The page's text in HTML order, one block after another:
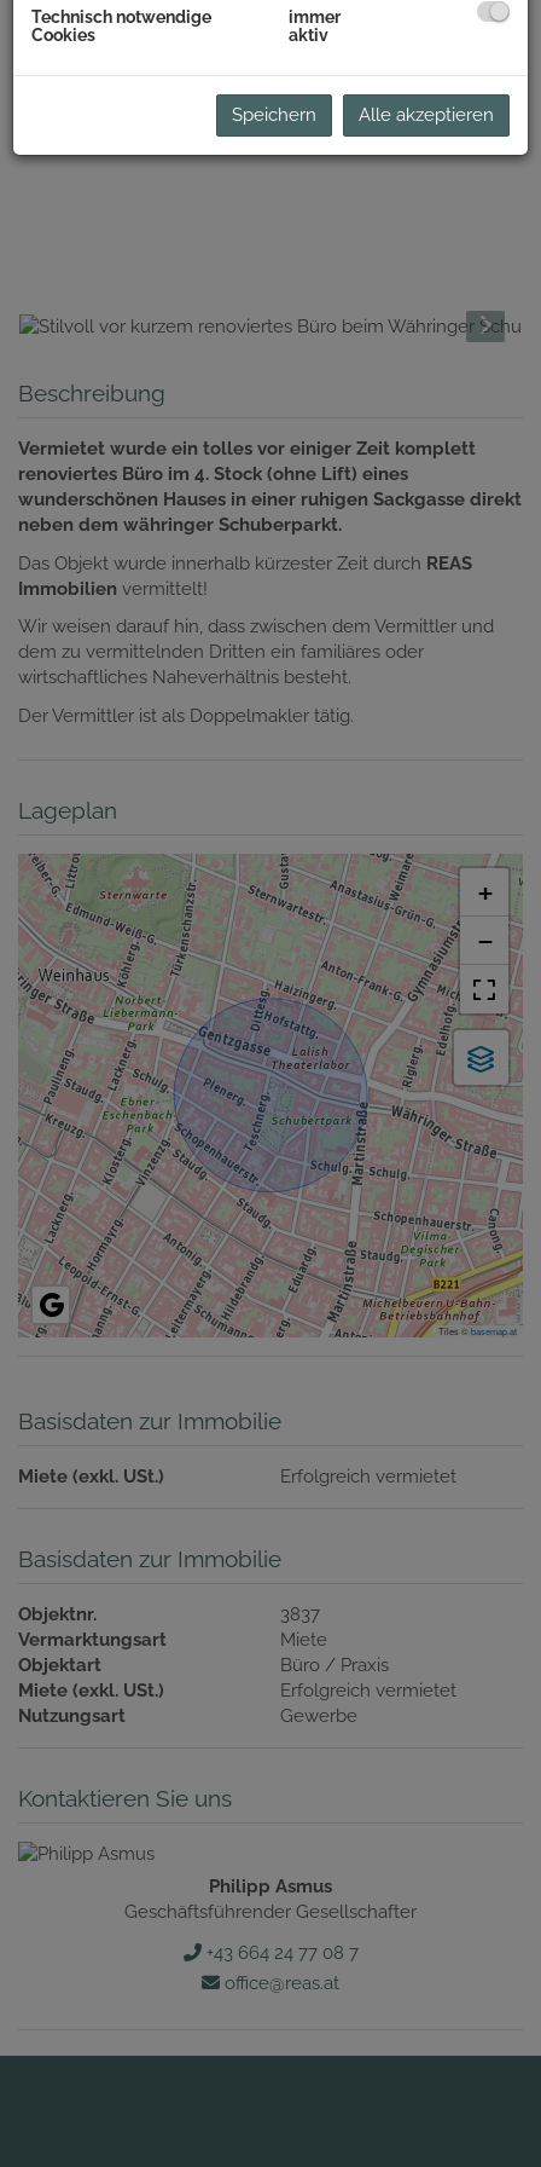
Beschreibung
Vermietet wurde ein tolles vor einiger Zeit komplett
renoviertes Büro im 4. Stock (ohne Lift) eines
wunderschönen Hauses in einer ruhigen Sackgasse direkt
neben dem währinger Schuberparkt.
Das Objekt wurde innerhalb kürzester Zeit durch REAS
Immobilien vermittelt!
Wir weisen darauf hin, dass zwischen dem Vermittler und
dem zu vermittelnden Dritten ein familiäres oder
wirtschaftliches Naheverhältnis besteht.
Der Vermittler ist als Doppelmakler tätig.
Lageplan
+
−
Tiles ©basemap.at
Basisdaten zur Immobilie
Miete (exkl. USt.) Erfolgreich vermietet
Basisdaten zur Immobilie
Objektnr.
3837
Vermarktungsart
Miete
Objektart
Büro / Praxis
Miete (exkl. USt.)
Erfolgreich vermietet
Nutzungsart
Gewerbe
Kontaktieren Sie uns
Philipp Asmus
Geschäftsführender Gesellschafter
+43 664 24 77 08 7
office@reas.at
Technisch notwendige
Cookies
immer
aktiv
Speichern Alle akzeptieren